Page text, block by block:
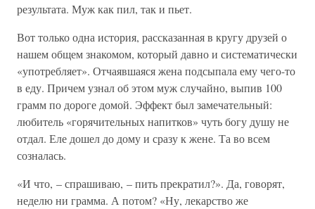
результата. Муж как пил, так и пьет.
Вот только одна история, рассказанная в кругу друзей о
нашем общем знакомом, который давно и систематически
«употребляет». Отчаявшаяся жена подсыпала ему чего-то
в еду. Причем узнал об этом муж случайно, выпив 100
грамм по дороге домой. Эффект был замечательный:
любитель «горячительных напитков» чуть богу душу не
отдал. Еле дошел до дому и сразу к жене. Та во всем
созналась.
«И что, – спрашиваю, – пить прекратил?». Да, говорят,
неделю ни грамма. А потом? «Ну, лекарство же